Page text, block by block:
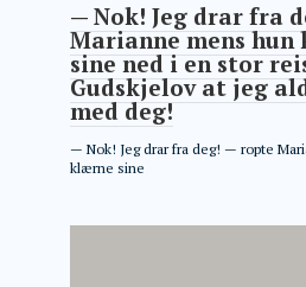
— Nok! Jeg drar fra
Marianne mens
sine ned i en stor
Gudskjelov at jeg
med deg!
— Nok! Jeg drar fra deg! — ropte
klærne sine